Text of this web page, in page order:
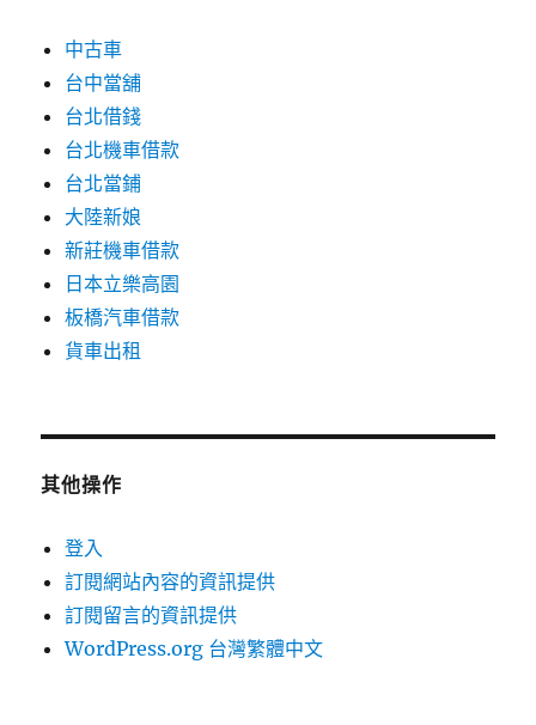
中古車
台中當舖
台北借錢
台北機車借款
台北當鋪
大陸新娘
新莊機車借款
日本立樂高園
板橋汽車借款
貨車出租
其他操作
登入
訂閱網站內容的資訊提供
訂閱留言的資訊提供
WordPress.org 台灣繁體中文